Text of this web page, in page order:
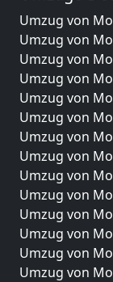
Umzug von
Umzug von
Umzug von
Umzug von
Umzug von
Umzug von
Umzug von
Umzug von
Umzug von
Umzug von
Umzug von
Umzug von
Umzug von
Umzug von